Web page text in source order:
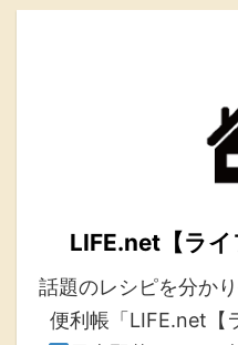
LIFE.net【ライ
話題のレシピを分か
便利帳「LIFE.net【